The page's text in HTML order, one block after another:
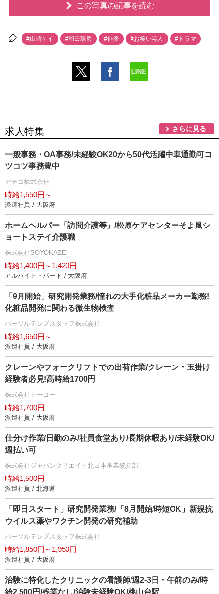
この写真の記事を読む
#山崎ケイ #和田琢磨 #俳優 #お笑い芸人 #ドラマ
求人特集 さらに見る
一般事務・OA事務/未経験OK20から50代活躍中車通勤可コ
ツコツ事務豊中
アデコ株式会社
時給1,550円～
派遣社員 / 大阪府
ホームヘルパー「訪問介護等」/松原ケアセンターそよ風シ
ョートステイ介護職
株式会社SOYOKAZE
時給1,400円～1,420円
アルバイト・パート / 大阪府
「9月開始」研究開発業務/憧れの大手化粧品メーカー勤務!
化粧品開発に関わる微生物検査
パーソルテンプスタッフ株式会社
時給1,650円～
派遣社員 / 大阪府
クレーンやフォークリフトでの出荷作業/クレーン・玉掛け
経験者必見!高時給1700円
株式会社トーコー
時給1,700円
派遣社員 / 大阪府
仕分け作業/日勤のみ/社員食堂あり/長期休暇あり/未経験OK/
週払い可
株式会社ジャパンクリエイト北日本事業統括部
時給1,500円
派遣社員 / 北海道
「即日スタート」研究開発業務/「8月開始/時短OK」新規抗
ウイルス薬やワクチン開発の研究補助
パーソルテンプスタッフ株式会社
時給1,850円～1,950円
派遣社員 / 大阪府
治験に特化したクリニックの看護師/週2-3日・午前のみ/時
給2,500円/残業なし/治験未経験OK/桃山台駅